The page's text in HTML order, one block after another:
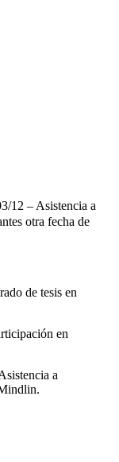
12 – Asistencia a
otra fecha de
de tesis en
en
a